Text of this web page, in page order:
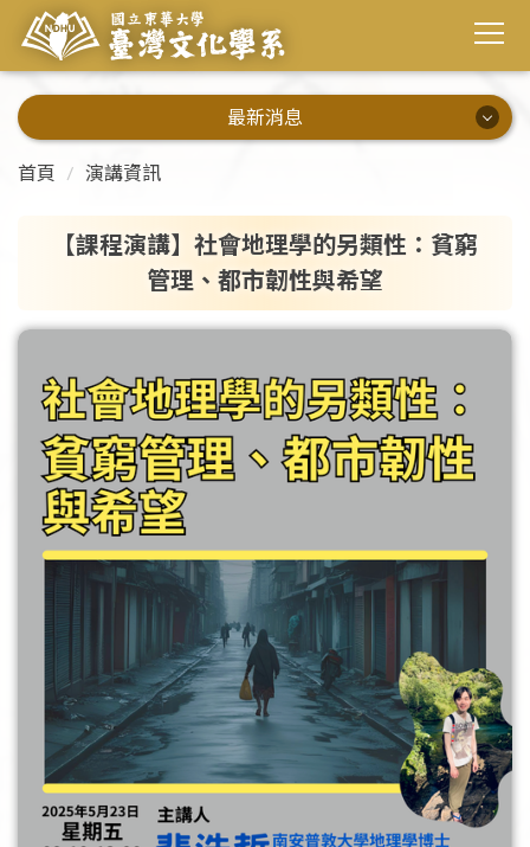
最新消息
最新消息
系所公告
演講資訊
校內活動
校外活動
畢業出路
首頁 演講資訊
【課程演講】社會地理學的另類性：貧窮
管理、都市韌性與希望